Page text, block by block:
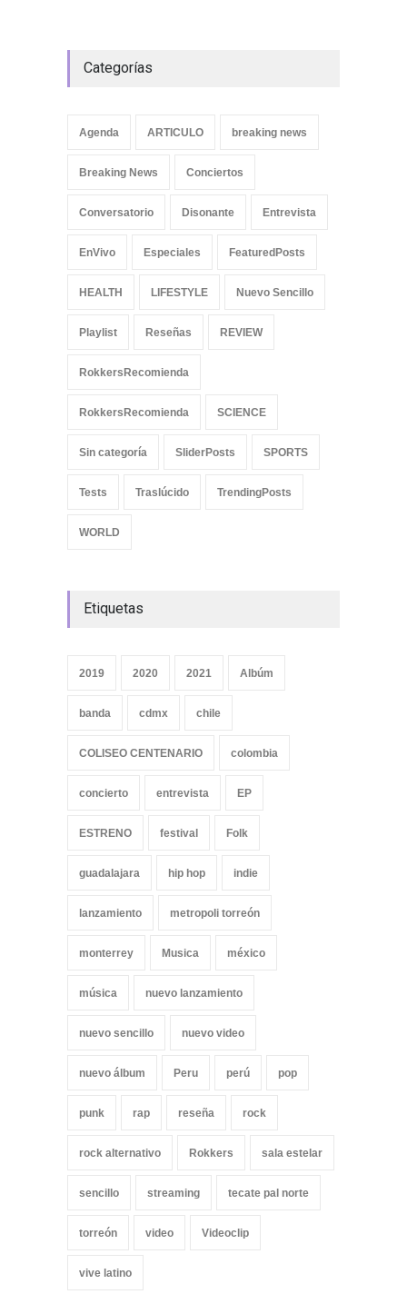
Categorías
Agenda ARTICULO breaking news
Breaking News Conciertos
Conversatorio Disonante Entrevista
EnVivo Especiales FeaturedPosts
HEALTH LIFESTYLE Nuevo Sencillo
Playlist Reseñas REVIEW
RokkersRecomienda
RokkersRecomienda SCIENCE
Sin categoría SliderPosts SPORTS
Tests Traslúcido TrendingPosts
WORLD
Etiquetas
2019 2020 2021 Albúm
banda cdmx chile
COLISEO CENTENARIO colombia
concierto entrevista EP
ESTRENO festival Folk
guadalajara hip hop indie
lanzamiento metropoli torreón
monterrey Musica méxico
música nuevo lanzamiento
nuevo sencillo nuevo video
nuevo álbum Peru perú pop
punk rap reseña rock
rock alternativo Rokkers sala estelar
sencillo streaming tecate pal norte
torreón video Videoclip
vive latino